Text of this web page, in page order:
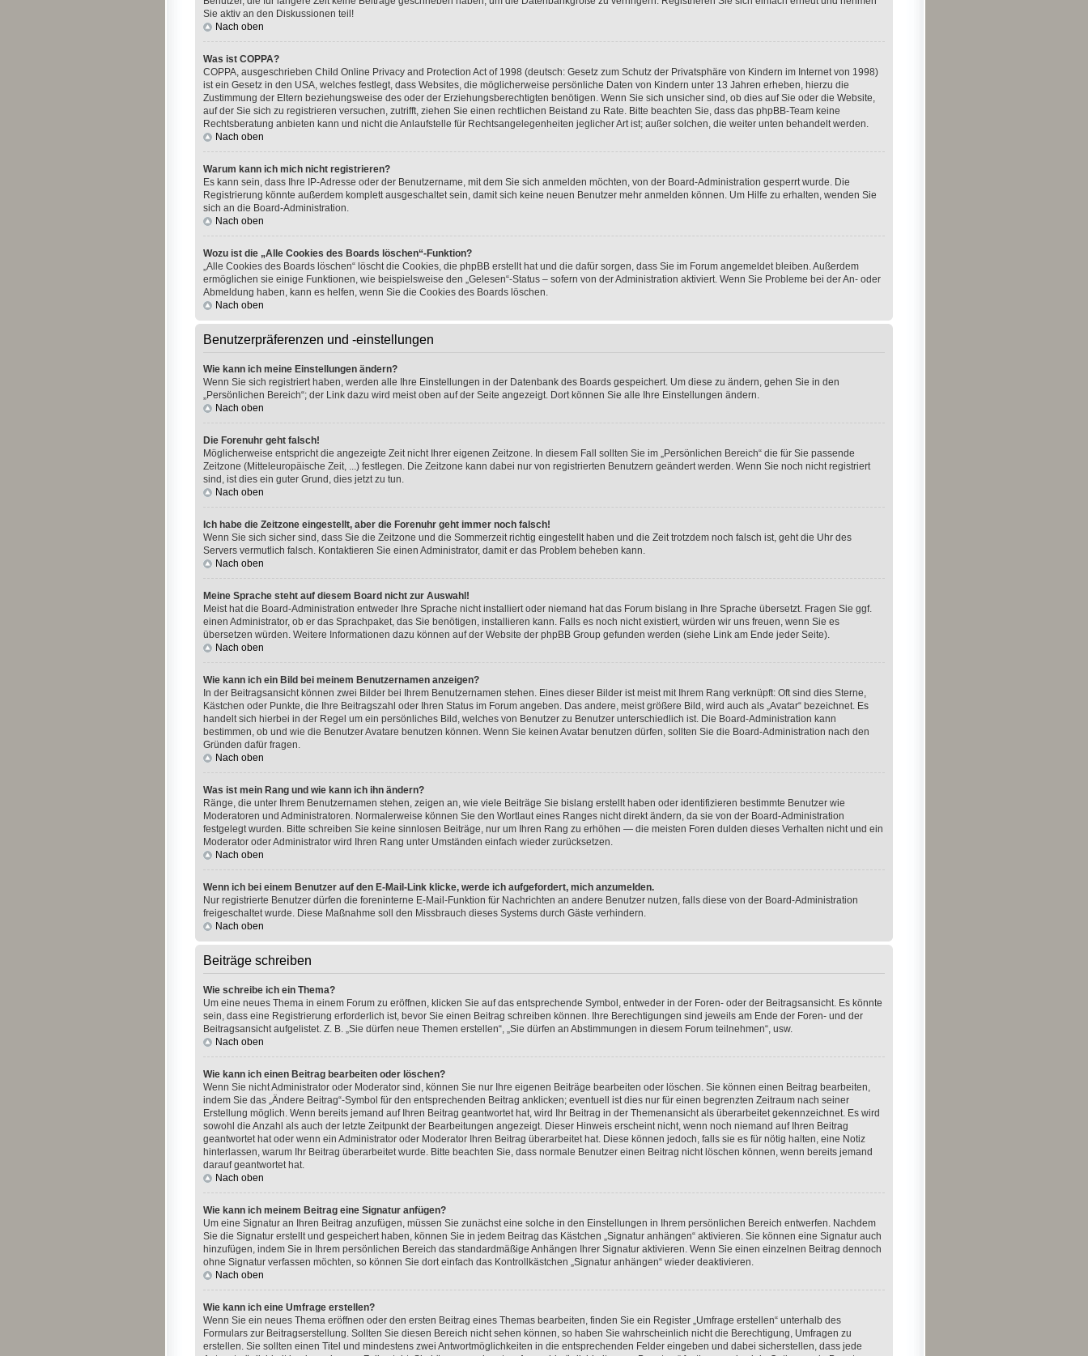
Sie aktiv an den Diskussionen teil!
Nach oben
Was ist COPPA?
COPPA, ausgeschrieben Child Online Privacy and Protection Act of 1998 (deutsch: Gesetz zum Schutz der Privatsphäre von Kindern im Internet von 1998)
ist ein Gesetz in den USA, welches festlegt, dass Websites, die möglicherweise persönliche Daten von Kindern unter 13 Jahren erheben, hierzu die
Zustimmung der Eltern beziehungsweise des oder der Erziehungsberechtigten benötigen. Wenn Sie sich unsicher sind, ob dies auf Sie oder die Website,
auf der Sie sich zu registrieren versuchen, zutrifft, ziehen Sie einen rechtlichen Beistand zu Rate. Bitte beachten Sie, dass das phpBB-Team keine
Rechtsberatung anbieten kann und nicht die Anlaufstelle für Rechtsangelegenheiten jeglicher Art ist; außer solchen, die weiter unten behandelt werden.
Nach oben
Warum kann ich mich nicht registrieren?
Es kann sein, dass Ihre IP-Adresse oder der Benutzername, mit dem Sie sich anmelden möchten, von der Board-Administration gesperrt wurde. Die
Registrierung könnte außerdem komplett ausgeschaltet sein, damit sich keine neuen Benutzer mehr anmelden können. Um Hilfe zu erhalten, wenden Sie
sich an die Board-Administration.
Nach oben
Wozu ist die „Alle Cookies des Boards löschen“-Funktion?
„Alle Cookies des Boards löschen“ löscht die Cookies, die phpBB erstellt hat und die dafür sorgen, dass Sie im Forum angemeldet bleiben. Außerdem
ermöglichen sie einige Funktionen, wie beispielsweise den „Gelesen“-Status – sofern von der Administration aktiviert. Wenn Sie Probleme bei der An- oder
Abmeldung haben, kann es helfen, wenn Sie die Cookies des Boards löschen.
Nach oben
Benutzerpräferenzen und -einstellungen
Wie kann ich meine Einstellungen ändern?
Wenn Sie sich registriert haben, werden alle Ihre Einstellungen in der Datenbank des Boards gespeichert. Um diese zu ändern, gehen Sie in den
„Persönlichen Bereich“; der Link dazu wird meist oben auf der Seite angezeigt. Dort können Sie alle Ihre Einstellungen ändern.
Nach oben
Die Forenuhr geht falsch!
Möglicherweise entspricht die angezeigte Zeit nicht Ihrer eigenen Zeitzone. In diesem Fall sollten Sie im „Persönlichen Bereich“ die für Sie passende
Zeitzone (Mitteleuropäische Zeit, ...) festlegen. Die Zeitzone kann dabei nur von registrierten Benutzern geändert werden. Wenn Sie noch nicht registriert
sind, ist dies ein guter Grund, dies jetzt zu tun.
Nach oben
Ich habe die Zeitzone eingestellt, aber die Forenuhr geht immer noch falsch!
Wenn Sie sich sicher sind, dass Sie die Zeitzone und die Sommerzeit richtig eingestellt haben und die Zeit trotzdem noch falsch ist, geht die Uhr des
Servers vermutlich falsch. Kontaktieren Sie einen Administrator, damit er das Problem beheben kann.
Nach oben
Meine Sprache steht auf diesem Board nicht zur Auswahl!
Meist hat die Board-Administration entweder Ihre Sprache nicht installiert oder niemand hat das Forum bislang in Ihre Sprache übersetzt. Fragen Sie ggf.
einen Administrator, ob er das Sprachpaket, das Sie benötigen, installieren kann. Falls es noch nicht existiert, würden wir uns freuen, wenn Sie es
übersetzen würden. Weitere Informationen dazu können auf der Website der phpBB Group gefunden werden (siehe Link am Ende jeder Seite).
Nach oben
Wie kann ich ein Bild bei meinem Benutzernamen anzeigen?
In der Beitragsansicht können zwei Bilder bei Ihrem Benutzernamen stehen. Eines dieser Bilder ist meist mit Ihrem Rang verknüpft: Oft sind dies Sterne,
Kästchen oder Punkte, die Ihre Beitragszahl oder Ihren Status im Forum angeben. Das andere, meist größere Bild, wird auch als „Avatar“ bezeichnet. Es
handelt sich hierbei in der Regel um ein persönliches Bild, welches von Benutzer zu Benutzer unterschiedlich ist. Die Board-Administration kann
bestimmen, ob und wie die Benutzer Avatare benutzen können. Wenn Sie keinen Avatar benutzen dürfen, sollten Sie die Board-Administration nach den
Gründen dafür fragen.
Nach oben
Was ist mein Rang und wie kann ich ihn ändern?
Ränge, die unter Ihrem Benutzernamen stehen, zeigen an, wie viele Beiträge Sie bislang erstellt haben oder identifizieren bestimmte Benutzer wie
Moderatoren und Administratoren. Normalerweise können Sie den Wortlaut eines Ranges nicht direkt ändern, da sie von der Board-Administration
festgelegt wurden. Bitte schreiben Sie keine sinnlosen Beiträge, nur um Ihren Rang zu erhöhen — die meisten Foren dulden dieses Verhalten nicht und ein
Moderator oder Administrator wird Ihren Rang unter Umständen einfach wieder zurücksetzen.
Nach oben
Wenn ich bei einem Benutzer auf den E-Mail-Link klicke, werde ich aufgefordert, mich anzumelden.
Nur registrierte Benutzer dürfen die foreninterne E-Mail-Funktion für Nachrichten an andere Benutzer nutzen, falls diese von der Board-Administration
freigeschaltet wurde. Diese Maßnahme soll den Missbrauch dieses Systems durch Gäste verhindern.
Nach oben
Beiträge schreiben
Wie schreibe ich ein Thema?
Um eine neues Thema in einem Forum zu eröffnen, klicken Sie auf das entsprechende Symbol, entweder in der Foren- oder der Beitragsansicht. Es könnte
sein, dass eine Registrierung erforderlich ist, bevor Sie einen Beitrag schreiben können. Ihre Berechtigungen sind jeweils am Ende der Foren- und der
Beitragsansicht aufgelistet. Z. B. „Sie dürfen neue Themen erstellen“, „Sie dürfen an Abstimmungen in diesem Forum teilnehmen“, usw.
Nach oben
Wie kann ich einen Beitrag bearbeiten oder löschen?
Wenn Sie nicht Administrator oder Moderator sind, können Sie nur Ihre eigenen Beiträge bearbeiten oder löschen. Sie können einen Beitrag bearbeiten,
indem Sie das „Ändere Beitrag“-Symbol für den entsprechenden Beitrag anklicken; eventuell ist dies nur für einen begrenzten Zeitraum nach seiner
Erstellung möglich. Wenn bereits jemand auf Ihren Beitrag geantwortet hat, wird Ihr Beitrag in der Themenansicht als überarbeitet gekennzeichnet. Es wird
sowohl die Anzahl als auch der letzte Zeitpunkt der Bearbeitungen angezeigt. Dieser Hinweis erscheint nicht, wenn noch niemand auf Ihren Beitrag
geantwortet hat oder wenn ein Administrator oder Moderator Ihren Beitrag überarbeitet hat. Diese können jedoch, falls sie es für nötig halten, eine Notiz
hinterlassen, warum Ihr Beitrag überarbeitet wurde. Bitte beachten Sie, dass normale Benutzer einen Beitrag nicht löschen können, wenn bereits jemand
darauf geantwortet hat.
Nach oben
Wie kann ich meinem Beitrag eine Signatur anfügen?
Um eine Signatur an Ihren Beitrag anzufügen, müssen Sie zunächst eine solche in den Einstellungen in Ihrem persönlichen Bereich entwerfen. Nachdem
Sie die Signatur erstellt und gespeichert haben, können Sie in jedem Beitrag das Kästchen „Signatur anhängen“ aktivieren. Sie können eine Signatur auch
hinzufügen, indem Sie in Ihrem persönlichen Bereich das standardmäßige Anhängen Ihrer Signatur aktivieren. Wenn Sie einen einzelnen Beitrag dennoch
ohne Signatur verfassen möchten, so können Sie dort einfach das Kontrollkästchen „Signatur anhängen“ wieder deaktivieren.
Nach oben
Wie kann ich eine Umfrage erstellen?
Wenn Sie ein neues Thema eröffnen oder den ersten Beitrag eines Themas bearbeiten, finden Sie ein Register „Umfrage erstellen“ unterhalb des
Formulars zur Beitragserstellung. Sollten Sie diesen Bereich nicht sehen können, so haben Sie wahrscheinlich nicht die Berechtigung, Umfragen zu
erstellen. Sie sollten einen Titel und mindestens zwei Antwortmöglichkeiten in die entsprechenden Felder eingeben und dabei sicherstellen, dass jede